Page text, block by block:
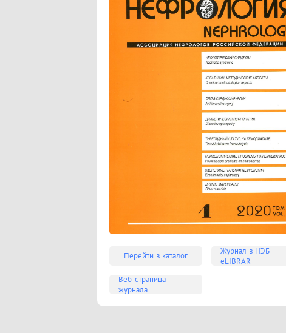
Перейти в каталог
Журнал в НЭБ
eLIBRAR
Веб-страница
журнала